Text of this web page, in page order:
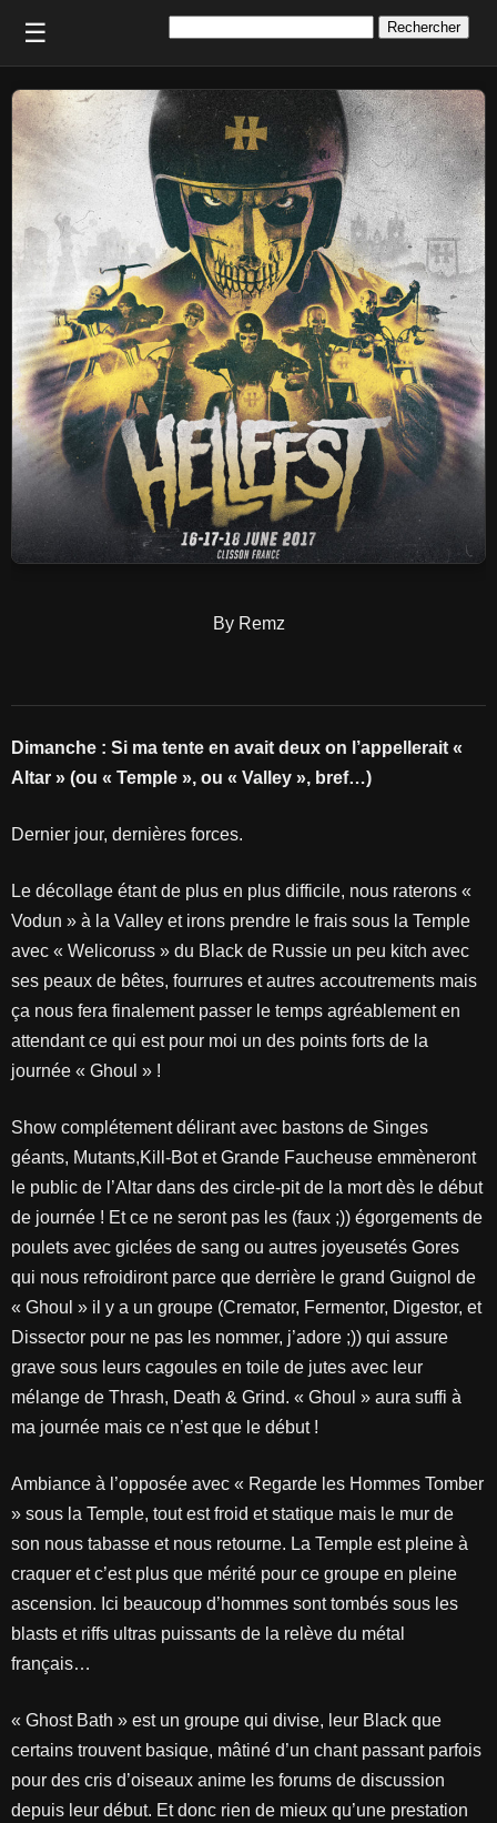
☰
By Remz
Dimanche : Si ma tente en avait deux on l’appellerait «
Altar » (ou « Temple », ou « Valley », bref…)
Dernier jour, dernières forces.
Le décollage étant de plus en plus difficile, nous raterons «
Vodun » à la Valley et irons prendre le frais sous la Temple
avec « Welicoruss » du Black de Russie un peu kitch avec
ses peaux de bêtes, fourrures et autres accoutrements mais
ça nous fera finalement passer le temps agréablement en
attendant ce qui est pour moi un des points forts de la
journée « Ghoul » !
Show complétement délirant avec bastons de Singes
géants, Mutants,Kill-Bot et Grande Faucheuse emmèneront
le public de l’Altar dans des circle-pit de la mort dès le début
de journée ! Et ce ne seront pas les (faux ;)) égorgements de
poulets avec giclées de sang ou autres joyeusetés Gores
qui nous refroidiront parce que derrière le grand Guignol de
« Ghoul » il y a un groupe (Cremator, Fermentor, Digestor, et
Dissector pour ne pas les nommer, j’adore ;)) qui assure
grave sous leurs cagoules en toile de jutes avec leur
mélange de Thrash, Death & Grind. « Ghoul » aura suffi à
ma journée mais ce n’est que le début !
Ambiance à l’opposée avec « Regarde les Hommes Tomber
» sous la Temple, tout est froid et statique mais le mur de
son nous tabasse et nous retourne. La Temple est pleine à
craquer et c’est plus que mérité pour ce groupe en pleine
ascension. Ici beaucoup d’hommes sont tombés sous les
blasts et riffs ultras puissants de la relève du métal
français…
« Ghost Bath » est un groupe qui divise, leur Black que
certains trouvent basique, mâtiné d’un chant passant parfois
pour des cris d’oiseaux anime les forums de discussion
depuis leur début. Et donc rien de mieux qu’une prestation